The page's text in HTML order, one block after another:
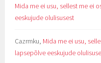
Mida me ei usu, sellest me ei
eeskujude olulisusest
Cazrmku, Mida me ei usu,
lapsepõlve eeskujude